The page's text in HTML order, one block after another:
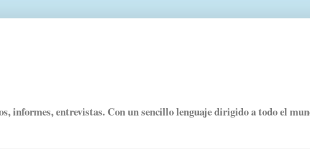
informes, entrevistas. Con un sencillo lenguaje dirigido a todo el